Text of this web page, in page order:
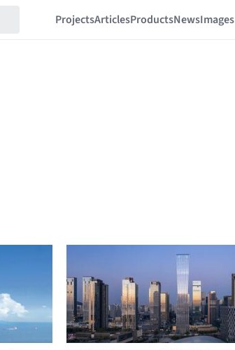
ProjectsArticlesProductsNewsImages